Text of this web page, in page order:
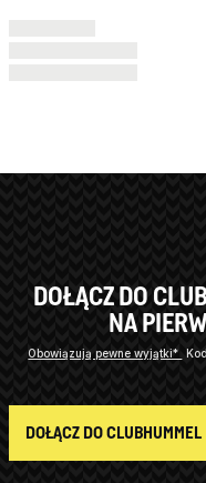
DOŁĄCZ DO
NA
Obowiązują pewne wyjątki*
DOŁĄCZ DO CLUBHUMMEL